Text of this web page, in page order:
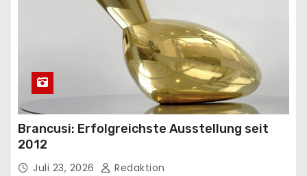
Brancusi: Erfolgreichste Ausstellung seit
2012
Juli 23, 2026 Redaktion